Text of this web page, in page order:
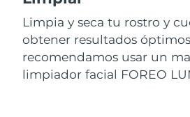
Limpia y seca tu rostro y
obtener resultados
recomendamos usar un
limpiador facial FOREO